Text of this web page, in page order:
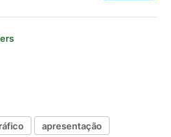
apresentação